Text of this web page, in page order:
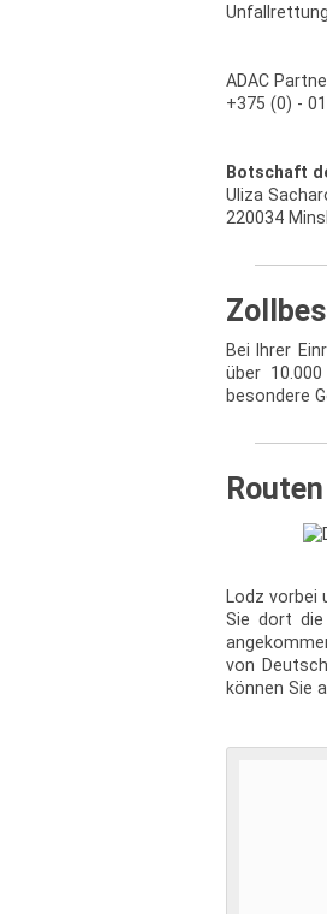
ADAC
+375 (0) -
Botschaft
Uliza
220034
Bei Ihrer
über
besondere
Lodz vorbei
Sie dort die
von
können Sie